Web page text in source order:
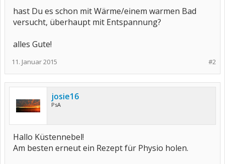
hast Du es schon mit Wärme/einem warmen Bad
versucht, überhaupt mit Entspannung?
alles Gute!
#2
11. Januar 2015
josie16
PsA
Hallo Küstennebel!
Am besten erneut ein Rezept für Physio holen.